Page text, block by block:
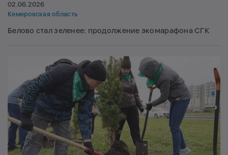
02.06.2026
Кемеровская область
Белово стал зеленее: продолжение экомарафона СГК